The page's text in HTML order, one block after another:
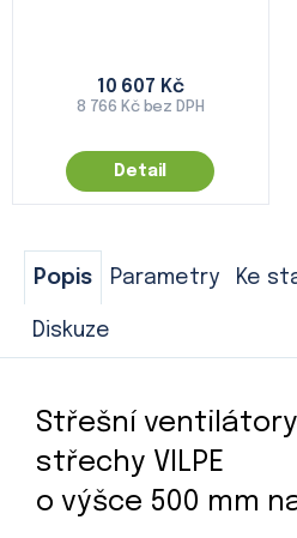
8 766 Kč bez DPH
10 607 Kč
Detail
Popis Parametry Ke
Diskuze
Střešní
střechy VILPE
o výšce 500 mm